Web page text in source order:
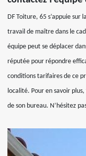
DF Toiture, 65 s’appuie sur
travail de maître dans le
équipe peut se déplacer
réputée pour répondre
conditions tarifaires de ce
localité. Pour en savoir
de son bureau. N’hésitez